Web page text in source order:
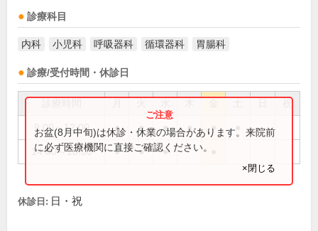
診療科目
内科 小児科 呼吸器科 循環器科 胃腸科
診療/受付時間・休診日
祝
9:00～12:00 ● ● ● ● ●
14:00～18:00 ● ● ●
お盆(8月中旬)は休診・休業の場合があります。来院前
に必ず医療機関に直接ご確認ください。
×閉じる
休診日: 日・祝